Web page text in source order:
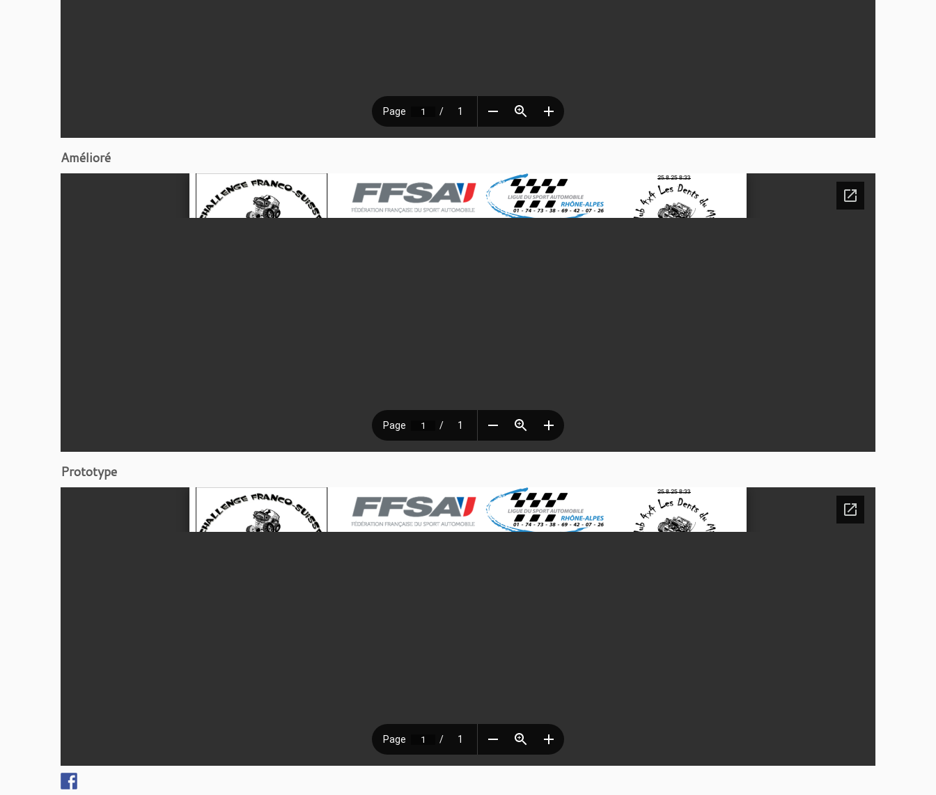
Amélioré
Prototype